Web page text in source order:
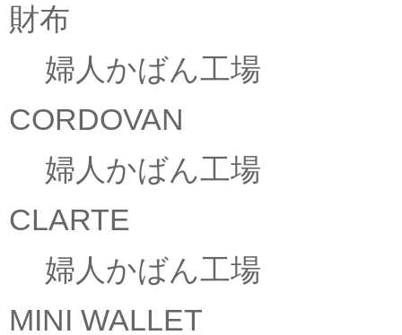
財布
婦人かばん工場
CORDOVAN
婦人かばん工場
CLARTE
婦人かばん工場
MINI WALLET